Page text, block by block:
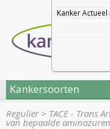
Kanker
Kankersoorten
Regulier> TACE - Trans
van bepaalde